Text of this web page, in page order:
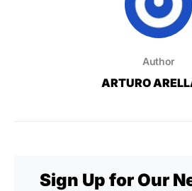
Author
ARTURO
Sign Up for Our